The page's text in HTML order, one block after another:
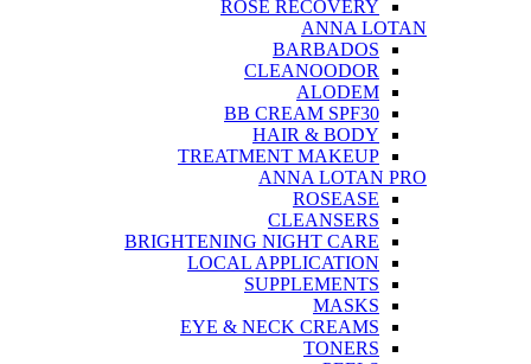
ROSE RECOVERY
ANNA LOTAN
BARBADOS
CLEANOODOR
ALODEM
BB CREAM SPF30
HAIR & BODY
TREATMENT MAKEUP
ANNA LOTAN PRO
ROSEASE
CLEANSERS
BRIGHTENING NIGHT CARE
LOCAL APPLICATION
SUPPLEMENTS
MASKS
EYE & NECK CREAMS
TONERS